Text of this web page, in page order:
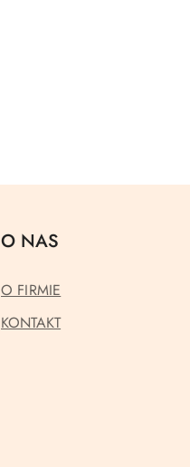
O NAS
O FIRMIE
KONTAKT